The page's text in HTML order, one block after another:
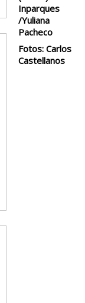
Inparques
/Yuliana
Pacheco
Fotos: Carlos
Castellanos